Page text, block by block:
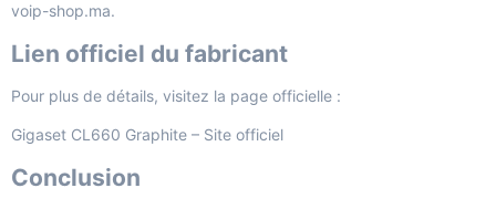
voip-shop.ma.
Lien officiel du fabricant
Pour plus de détails, visitez la page officielle :
Gigaset CL660 Graphite – Site officiel
Conclusion